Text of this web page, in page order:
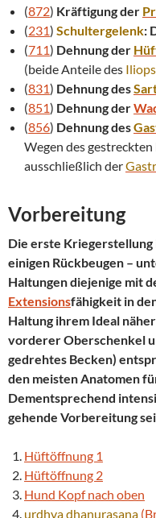
(872) Kräftigung der
(231) Schultergelenk:
(711) Dehnung der
(beide Anteile des
(831) Dehnung des
(851) Dehnung der
(856) Dehnung des
Wegen des
ausschließlich der
Vorbereitung
Die erste
einigen Rückbeugen –
Haltungen diejenige mit
Extensionsfähigkeit in
Haltung ihrem Ideal
vorderer Oberschenkel
gedrehtes Becken)
den meisten Anatomen
Dementsprechend
gehende Vorbereitung
Hüftöffnung 1
Hüftöffnung 2
Hund Kopf nach oben
urdhvadhanurasana